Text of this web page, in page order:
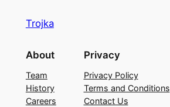
Trojka
About
Team
History
Careers
Privacy
Privacy Policy
Terms and Conditions
Contact Us